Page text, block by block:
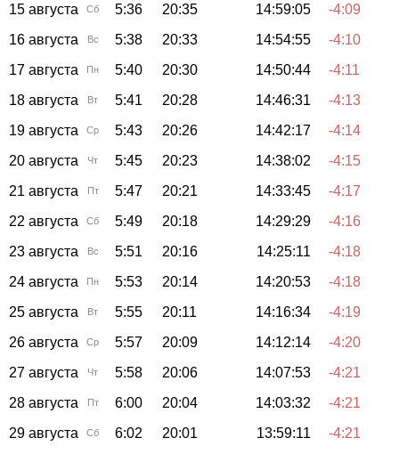
15 августа
Сб 5:36 20:35 14:59:05
-4:09
16 августа
Вс 5:38 20:33 14:54:55
-4:10
17 августа
Пн 5:40 20:30 14:50:44
-4:11
18 августа
Вт 5:41 20:28 14:46:31
-4:13
19 августа
Ср 5:43 20:26 14:42:17
-4:14
20 августа
Чт 5:45 20:23 14:38:02
-4:15
21 августа
Пт 5:47 20:21 14:33:45
-4:17
22 августа
Сб 5:49 20:18 14:29:29
-4:16
23 августа
Вс 5:51 20:16 14:25:11
-4:18
24 августа
Пн 5:53 20:14 14:20:53
-4:18
25 августа
Вт 5:55 20:11 14:16:34
-4:19
26 августа
Ср 5:57 20:09 14:12:14
-4:20
27 августа
Чт 5:58 20:06 14:07:53
-4:21
28 августа
Пт 6:00 20:04 14:03:32
-4:21
29 августа
Сб 6:02 20:01 13:59:11 -4:21